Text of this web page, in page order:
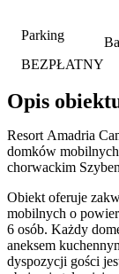
Parking
BEZPŁATNY
Opis
Resort Amadria
domków
chorwackim
Obiekt oferuje
mobilnych o
6 osób. Każdy
aneksem
dyspozycji gości